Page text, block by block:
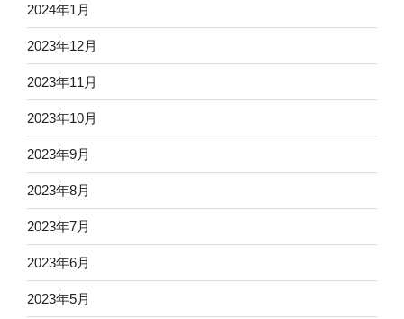
2024年1月
2023年12月
2023年11月
2023年10月
2023年9月
2023年8月
2023年7月
2023年6月
2023年5月